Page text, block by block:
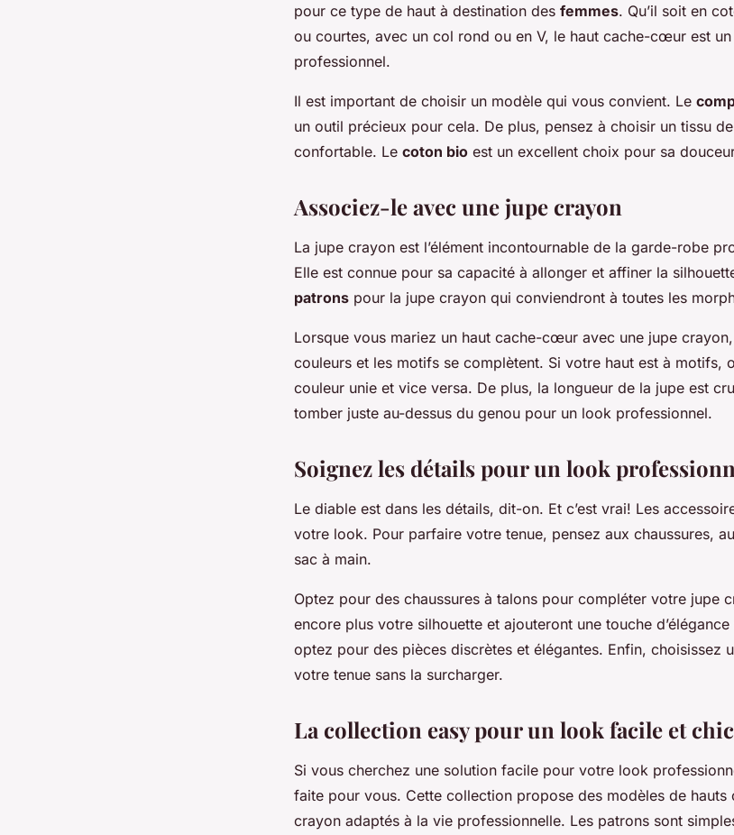
pour ce type de haut à destination des femmes. Qu’il soit en
ou courtes, avec un col rond ou en V, le haut cache-cœur est
professionnel.
Il est important de choisir un modèle qui vous convient. Le
un outil précieux pour cela. De plus, pensez à choisir un tissu
confortable. Le coton bio est un excellent choix pour sa
Associez-le avec une jupe crayon
La jupe crayon est l’élément incontournable de la garde-robe
Elle est connue pour sa capacité à allonger et affiner la
patrons pour la jupe crayon qui conviendront à toutes les
Lorsque vous mariez un haut cache-cœur avec une jupe
couleurs et les motifs se complètent. Si votre haut est à motifs,
couleur unie et vice versa. De plus, la longueur de la jupe est
tomber juste au-dessus du genou pour un look professionnel.
Soignez les détails pour un look
Le diable est dans les détails, dit-on. Et c’est vrai! Les
votre look. Pour parfaire votre tenue, pensez aux chaussures,
sac à main.
Optez pour des chaussures à talons pour compléter votre jupe
encore plus votre silhouette et ajouteront une touche
optez pour des pièces discrètes et élégantes. Enfin, choisissez
votre tenue sans la surcharger.
La collection easy pour un look facile et chic
Si vous cherchez une solution facile pour votre look
faite pour vous. Cette collection propose des modèles de
crayon adaptés à la vie professionnelle. Les patrons sont